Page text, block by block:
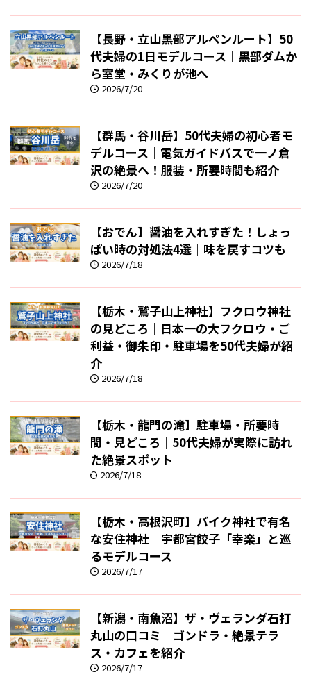
【長野・立山黒部アルペンルート】50
代夫婦の1日モデルコース｜黒部ダムか
ら室堂・みくりが池へ
2026/7/20
【群馬・谷川岳】50代夫婦の初心者モ
デルコース｜電気ガイドバスで一ノ倉
沢の絶景へ！服装・所要時間も紹介
2026/7/20
【おでん】醤油を入れすぎた！しょっ
ぱい時の対処法4選｜味を戻すコツも
2026/7/18
【栃木・鷲子山上神社】フクロウ神社
の見どころ｜日本一の大フクロウ・ご
利益・御朱印・駐車場を50代夫婦が紹
介
2026/7/18
【栃木・龍門の滝】駐車場・所要時
間・見どころ｜50代夫婦が実際に訪れ
た絶景スポット
2026/7/18
【栃木・高根沢町】バイク神社で有名
な安住神社｜宇都宮餃子「幸楽」と巡
るモデルコース
2026/7/17
【新潟・南魚沼】ザ・ヴェランダ石打
丸山の口コミ｜ゴンドラ・絶景テラ
ス・カフェを紹介
2026/7/17